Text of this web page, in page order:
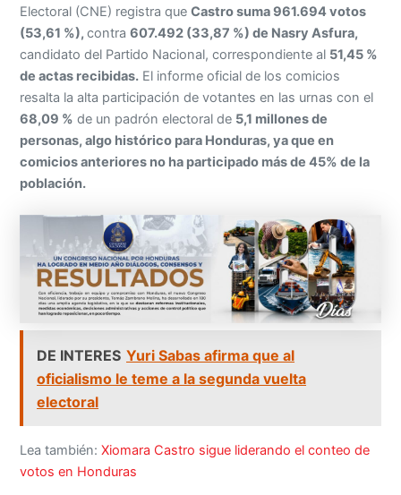
Electoral (CNE) registra queCastro suma 961.694 votos
(53,61 %),contra607.492 (33,87 %) de Nasry Asfura,
candidato del Partido Nacional, correspondiente al 51,45 %
de actas recibidas. El informe oficial de los comicios
resalta la alta participación de votantes en las urnas con el
68,09 % de un padrón electoral de 5,1 millones de
personas, algo histórico para Honduras, ya que en
comicios anteriores no ha participado más de 45% de la
población.
DE INTERES Yuri Sabas afirma que al
oficialismo le teme a la segunda vuelta
electoral
Lea también:Xiomara Castro sigue liderando el conteo de
votos en Honduras